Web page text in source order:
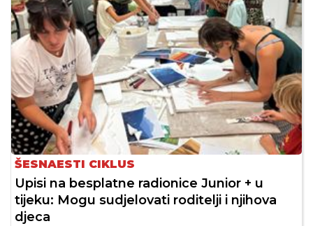
ŠESNAESTI CIKLUS
Upisi na besplatne radionice Junior + u
tijeku: Mogu sudjelovati roditelji i njihova
djeca